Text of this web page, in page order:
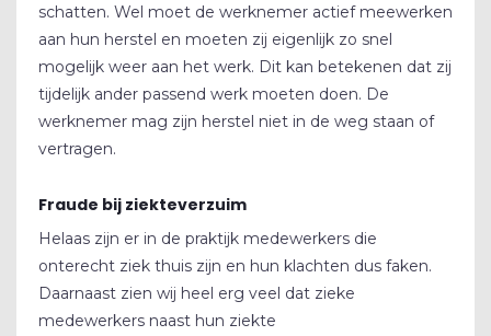
schatten. Wel moet de werknemer actief meewerken
aan hun herstel en moeten zij eigenlijk zo snel
mogelijk weer aan het werk. Dit kan betekenen dat zij
tijdelijk ander passend werk moeten doen. De
werknemer mag zijn herstel niet in de weg staan of
vertragen.
Fraude bij ziekteverzuim
Helaas zijn er in de praktijk medewerkers die
onterecht ziek thuis zijn en hun klachten dus faken.
Daarnaast zien wij heel erg veel dat zieke
medewerkers naast hun ziekte